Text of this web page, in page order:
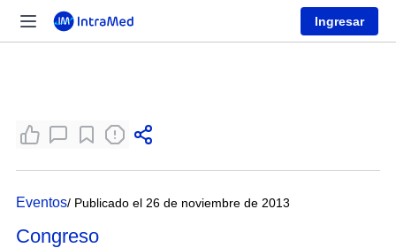
Ingresar
Eventos/ Publicado el 26 de noviembre de 2013
Congreso